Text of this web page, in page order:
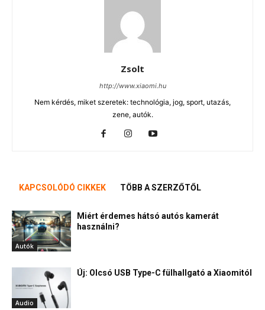
Zsolt
http://www.xiaomi.hu
Nem kérdés, miket szeretek: technológia, jog, sport, utazás,
zene, autók.
KAPCSOLÓDÓ CIKKEK TÖBB A SZERZŐTŐL
Autók
Miért érdemes hátsó autós kamerát
használni?
Audio
Új: Olcsó USB Type-C fülhallgató a Xiaomitól